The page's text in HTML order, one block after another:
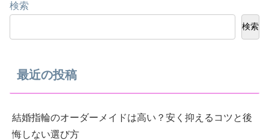
検索
検索
最近の投稿
結婚指輪のオーダーメイドは高い？安く抑えるコツと後
悔しない選び方